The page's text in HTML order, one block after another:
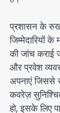
प्रशासन के रुख
जिम्मेदारियों
की जांच कराई
और प्रवेश
अपनाएं जिससे
कवरेज़
हो, इसके लिए